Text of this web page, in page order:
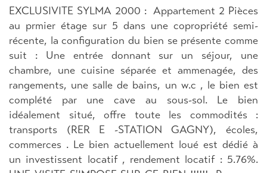
EXCLUSIVITE SYLMA 2000 : Appartement 2 Pièces
au prmier étage sur 5 dans une copropriété semi-
récente, la configuration du bien se présente comme
suit : Une entrée donnant sur un séjour, une
chambre, une cuisine séparée et ammenagée, des
rangements, une salle de bains, un w.c , le bien est
complété par une cave au sous-sol. Le bien
idéalement situé, offre toute les commodités :
transports (RER E -STATION GAGNY), écoles,
commerces . Le bien actuellement loué est dédié à
un investissent locatif , rendement locatif : 5.76%.